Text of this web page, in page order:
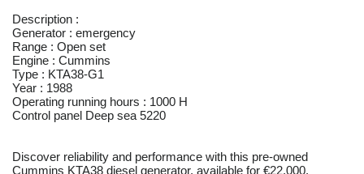
Description :
Generator : emergency
Range : Open set
Engine : Cummins
Type : KTA38-G1
Year : 1988
Operating running hours : 1000 H
Control panel Deep sea 5220
Discover reliability and performance with this pre-owned
Cummins KTA38 diesel generator, available for €22,000.